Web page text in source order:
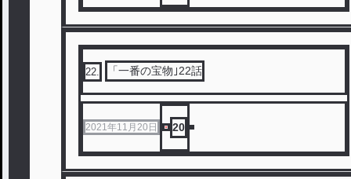
22 「一番の宝物｣22話
2021年11月20日 20